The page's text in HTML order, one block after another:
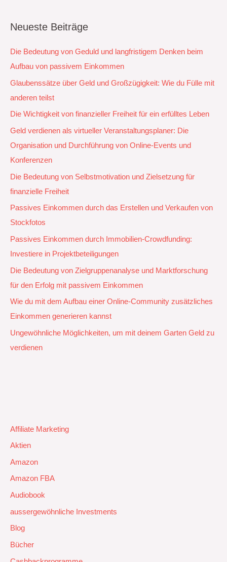
Neueste Beiträge
Die Bedeutung von Geduld und langfristigem Denken beim
Aufbau von passivem Einkommen
Glaubenssätze über Geld und Großzügigkeit: Wie du Fülle mit
anderen teilst
Die Wichtigkeit von finanzieller Freiheit für ein erfülltes Leben
Geld verdienen als virtueller Veranstaltungsplaner: Die
Organisation und Durchführung von Online-Events und
Konferenzen
Die Bedeutung von Selbstmotivation und Zielsetzung für
finanzielle Freiheit
Passives Einkommen durch das Erstellen und Verkaufen von
Stockfotos
Passives Einkommen durch Immobilien-Crowdfunding:
Investiere in Projektbeteiligungen
Die Bedeutung von Zielgruppenanalyse und Marktforschung
für den Erfolg mit passivem Einkommen
Wie du mit dem Aufbau einer Online-Community zusätzliches
Einkommen generieren kannst
Ungewöhnliche Möglichkeiten, um mit deinem Garten Geld zu
verdienen
Affiliate Marketing
Aktien
Amazon
Amazon FBA
Audiobook
aussergewöhnliche Investments
Blog
Bücher